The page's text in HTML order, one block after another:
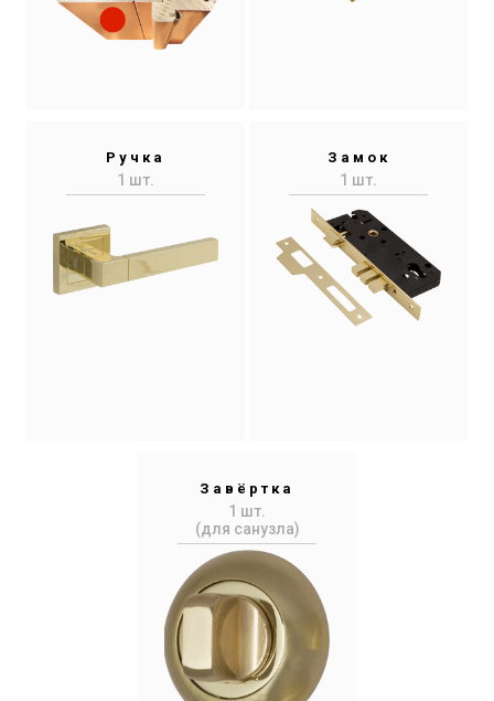
Ручка
1 шт.
Замок
1 шт.
Завёртка
1 шт.
(для санузла)